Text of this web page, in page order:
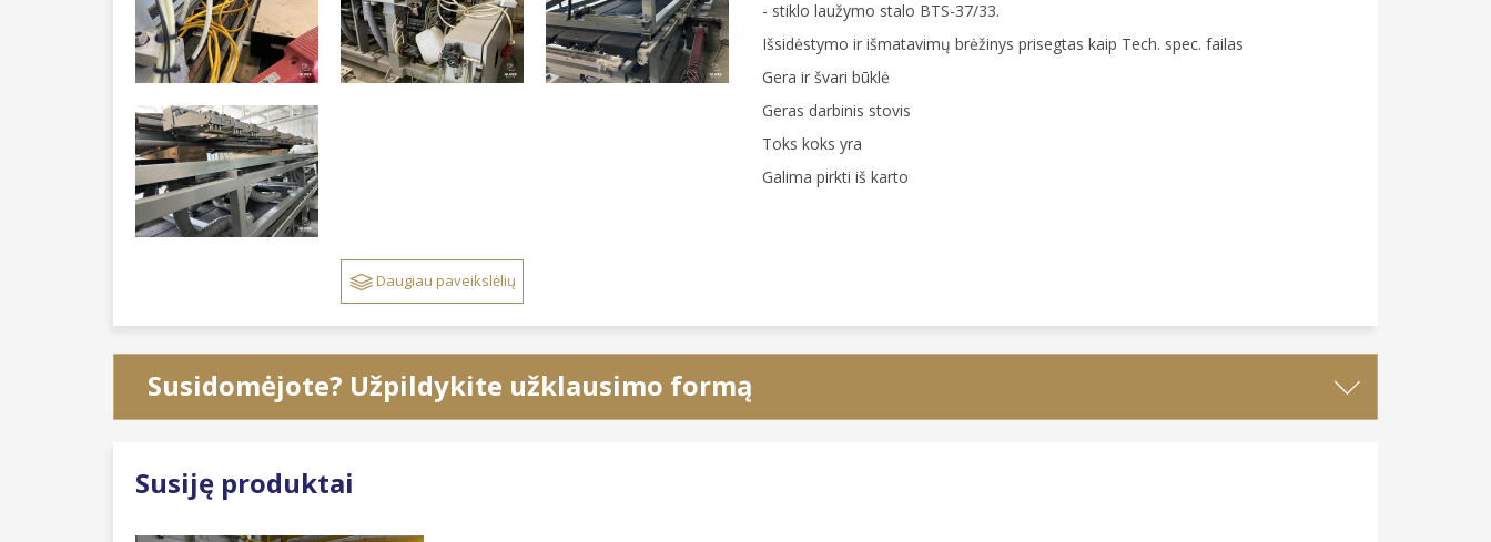
Daugiau paveikslėlių
- stiklo laužymo stalo BTS-37/33.
Išsidėstymo ir išmatavimų brėžinys prisegtas kaip Tech. spec. failas
Gera ir švari būklė
Geras darbinis stovis
Toks koks yra
Galima pirkti iš karto
Susidomėjote? Užpildykite užklausimo formą
Susiję produktai